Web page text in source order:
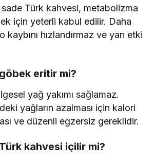
Türk kahvesi, metabolizma
için yeterli kabul edilir. Daha
hızlandırmaz ve yan etki
eritir mi?
yağ yakımı sağlamaz.
yağların azalması için kalori
ve düzenli egzersiz gereklidir.
kahvesi içilir mi?